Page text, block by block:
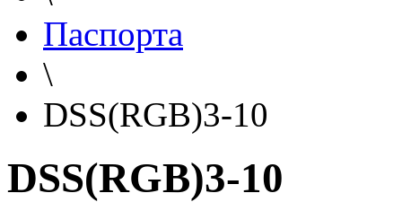
Паспорта
\
DSS(RGB)3-10
DSS(RGB)3-10